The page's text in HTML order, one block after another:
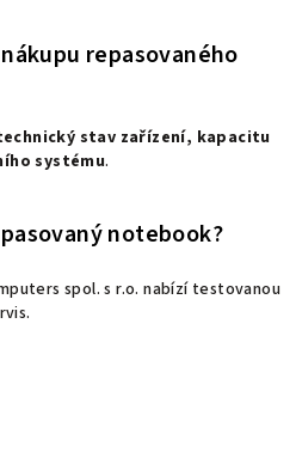
repasovaného
stav zařízení, kapacitu
systému.
notebook?
spol. s r.o. nabízí testovanou